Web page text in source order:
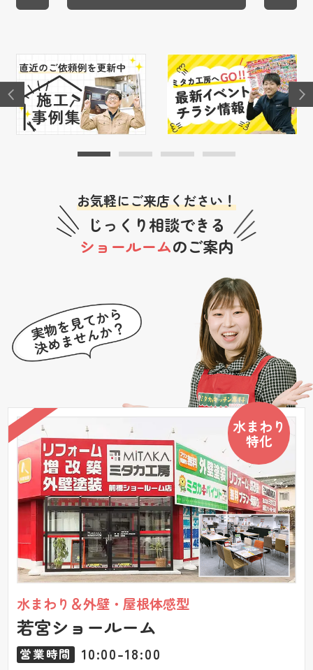
お気軽にご来店ください！
じっくり相談できる
ショールームのご案内
水まわり＆外壁・屋根体感型
若宮ショールーム
水まわり
特化
営業時間 10:00-18:00